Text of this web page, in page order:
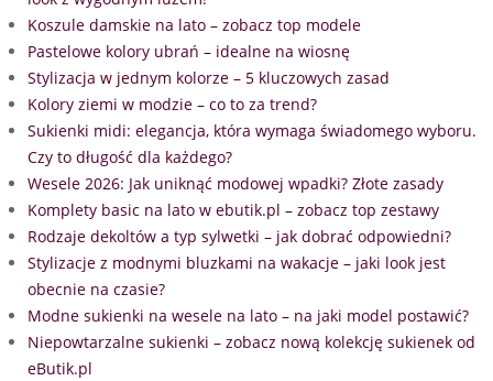
Koszule damskie na lato – zobacz top modele
Pastelowe kolory ubrań – idealne na wiosnę
Stylizacja w jednym kolorze – 5 kluczowych zasad
Kolory ziemi w modzie – co to za trend?
Sukienki midi: elegancja, która wymaga świadomego wyboru.
Czy to długość dla każdego?
Wesele 2026: Jak uniknąć modowej wpadki? Złote zasady
Komplety basic na lato w ebutik.pl – zobacz top zestawy
Rodzaje dekoltów a typ sylwetki – jak dobrać odpowiedni?
Stylizacje z modnymi bluzkami na wakacje – jaki look jest
obecnie na czasie?
Modne sukienki na wesele na lato – na jaki model postawić?
Niepowtarzalne sukienki – zobacz nową kolekcję sukienek od
eButik.pl